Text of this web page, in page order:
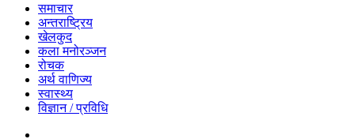
समाचार
अन्तराष्ट्रिय
खेलकुद
कला मनोरञ्जन
रोचक
अर्थ वाणिज्य
स्वास्थ्य
विज्ञान / प्रविधि